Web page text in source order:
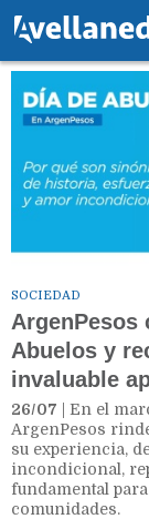
Tag:
SOCIEDAD
ArgenPesos
Abuelos y
invaluable
26/07 | En el
ArgenPesos
su experiencia,
incondicional,
fundamental
comunidades.